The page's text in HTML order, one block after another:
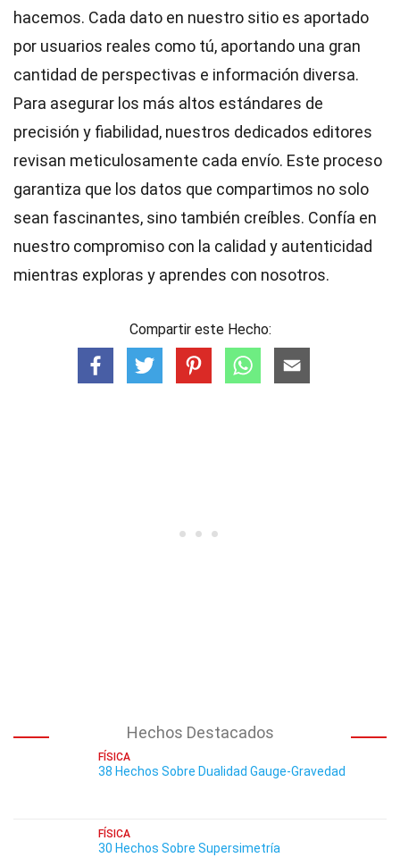
hacemos. Cada dato en nuestro sitio es aportado
por usuarios reales como tú, aportando una gran
cantidad de perspectivas e información diversa.
Para asegurar los más altos estándares de
precisión y fiabilidad, nuestros dedicados editores
revisan meticulosamente cada envío. Este proceso
garantiza que los datos que compartimos no solo
sean fascinantes, sino también creíbles. Confía en
nuestro compromiso con la calidad y autenticidad
mientras exploras y aprendes con nosotros.
Compartir este Hecho:
Hechos Destacados
FÍSICA
38 Hechos Sobre Dualidad Gauge-Gravedad
FÍSICA
30 Hechos Sobre Supersimetría